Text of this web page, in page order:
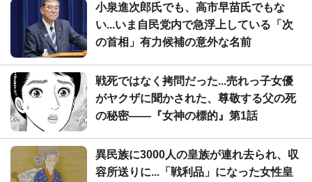
小泉進次郎氏でも、高市早苗氏でもな
い...いま自民党内で急浮上している「次
の首相」有力候補の意外な名前
戦死ではなく拷問だった...売れっ子女優
がヤクザに聞かされた、尊敬する父の死
の秘密――『女神の標的』第1話
異民族に3000人の皇族が連れ去られ、収
容所送りに...「戦利品」になった女性皇